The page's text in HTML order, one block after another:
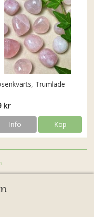
Trumlade
kr
Info Köp